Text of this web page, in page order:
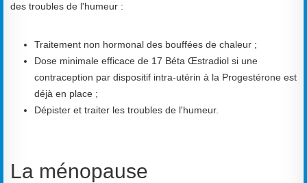
des troubles de l'humeur :
Traitement non hormonal des bouffées de chaleur ;
Dose minimale efficace de 17 Béta Œstradiol si une
contraception par dispositif intra-utérin à la Progestérone est
déjà en place ;
Dépister et traiter les troubles de l'humeur.
La ménopause